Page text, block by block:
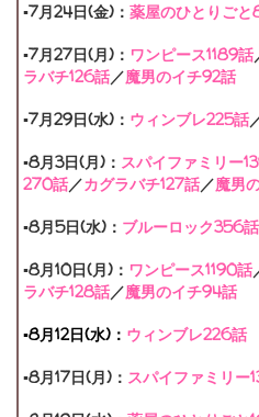
▪7月24日(金)： 薬屋のひとりご
▪7月27日(月)： ワンピース1189話
ラバチ126話／魔男のイチ92話
▪7月29日(水)： ウィンブレ225話
▪8月3日(月)： スパイファミリー
270話／カグラバチ127話／魔男
▪8月5日(水)： ブルーロック356話
▪8月10日(月)： ワンピース1190話
ラバチ128話／魔男のイチ94話
▪8月12日(水)： ウィンブレ226話
▪8月17日(月)： スパイファミリー